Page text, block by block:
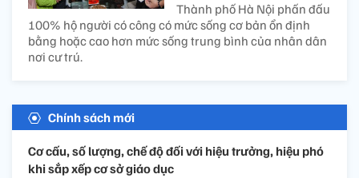
Thành phố Hà Nội phấn đấu
100% hộ người có công có mức sống cơ bản ổn định
bằng hoặc cao hơn mức sống trung bình của nhân dân
nơi cư trú.
Chính sách mới
Cơ cấu, số lượng, chế độ đối với hiệu trưởng, hiệu phó
khi sắp xếp cơ sở giáo dục